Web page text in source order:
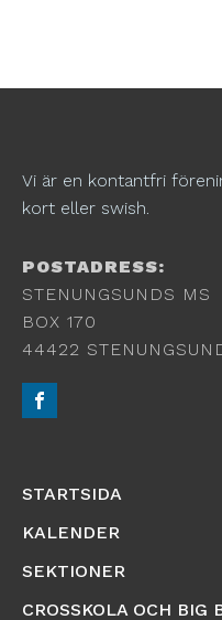
Vi är en kontantfri
kort eller swish.
POSTADRESS:
STENUNGSUNDS MS
BOX 170
44422
STARTSIDA
KALENDER
SEKTIONER
CROSSKOLA OCH BIG